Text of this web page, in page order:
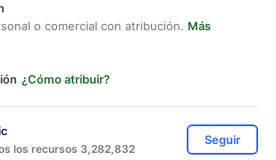
o comercial con atribución. Más
¿Cómo atribuir?
los recursos 3,282,832
Seguir